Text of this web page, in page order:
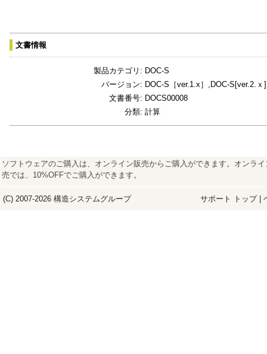
文書情報
製品カテゴリ: DOC-S
バージョン: DOC-S［ver.1.x］,DOC-S[ver.2.
文書番号: DOCS00008
分類: 計算
ソフトウェアのご購入は、オンライン販売からご購入ができます。オンライ
売では、10%OFFでご購入ができます。
(C) 2007-2026 構造システムグループ サポート トップ|